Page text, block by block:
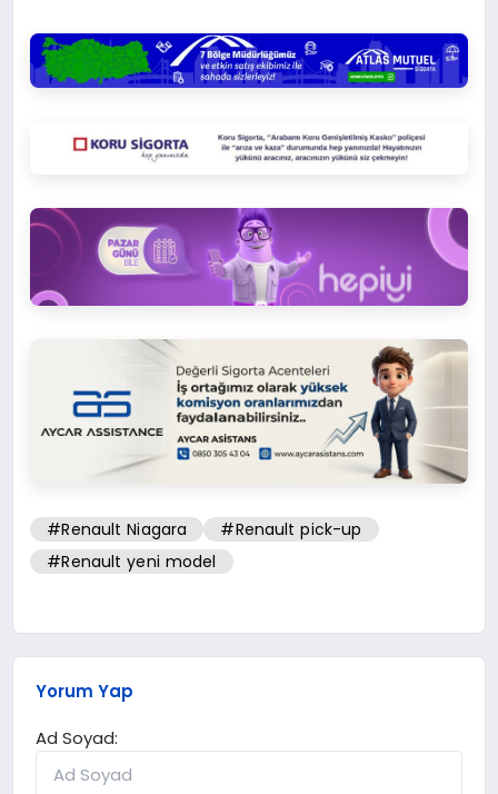
#Renault Niagara
#Renault pick-up
#Renault yeni model
Yorum Yap
Ad Soyad: